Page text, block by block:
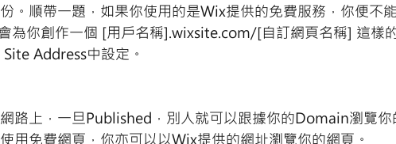
。順帶一題，如果你使用的是Wix提供的免費服務，你便不
為你創作一個 [用戶名稱].wixsite.com/[自訂網頁名稱] 這樣
Address中設定。
路上，一旦Published，別人就可以跟據你的Domain瀏覽你
用免費網頁，你亦可以以Wix提供的網址瀏覽你的網頁。